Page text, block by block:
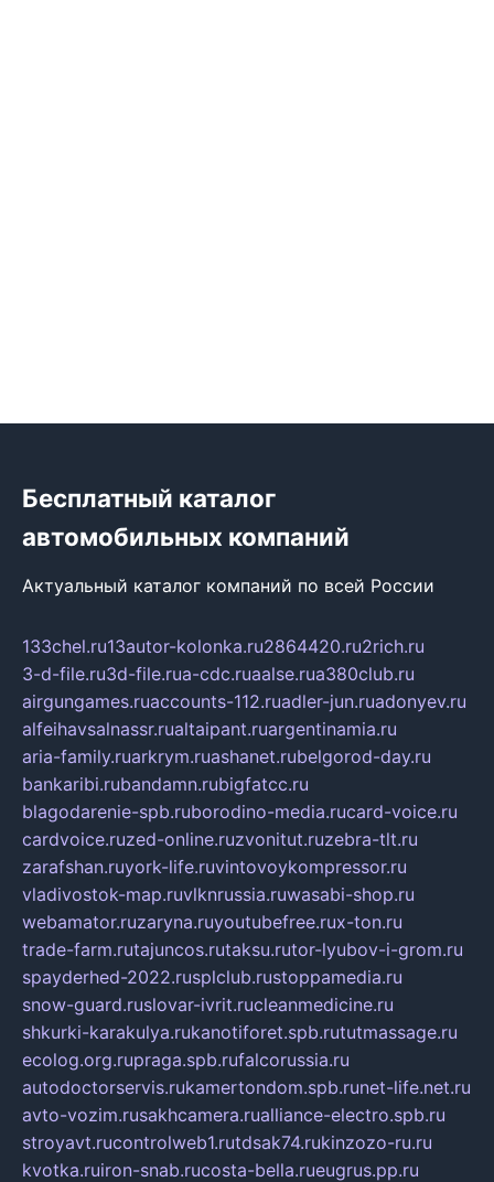
Бесплатный каталог
автомобильных компаний
Актуальный каталог компаний по всей России
133chel.ru13autor-kolonka.ru2864420.ru2rich.ru
3-d-file.ru3d-file.rua-cdc.ruaalse.rua380club.ru
airgungames.ruaccounts-112.ruadler-jun.ruadonyev.ru
alfeihavsalnassr.rualtaipant.ruargentinamia.ru
aria-family.ruarkrym.ruashanet.rubelgorod-day.ru
bankaribi.rubandamn.rubigfatcc.ru
blagodarenie-spb.ruborodino-media.rucard-voice.ru
cardvoice.ruzed-online.ruzvonitut.ruzebra-tlt.ru
zarafshan.ruyork-life.ruvintovoykompressor.ru
vladivostok-map.ruvlknrussia.ruwasabi-shop.ru
webamator.ruzaryna.ruyoutubefree.rux-ton.ru
trade-farm.rutajuncos.rutaksu.rutor-lyubov-i-grom.ru
spayderhed-2022.rusplclub.rustoppamedia.ru
snow-guard.ruslovar-ivrit.rucleanmedicine.ru
shkurki-karakulya.rukanotiforet.spb.rututmassage.ru
ecolog.org.rupraga.spb.rufalcorussia.ru
autodoctorservis.rukamertondom.spb.runet-life.net.ru
avto-vozim.rusakhcamera.rualliance-electro.spb.ru
stroyavt.rucontrolweb1.rutdsak74.rukinzozo-ru.ru
kvotka.ruiron-snab.rucosta-bella.rueugrus.pp.ru